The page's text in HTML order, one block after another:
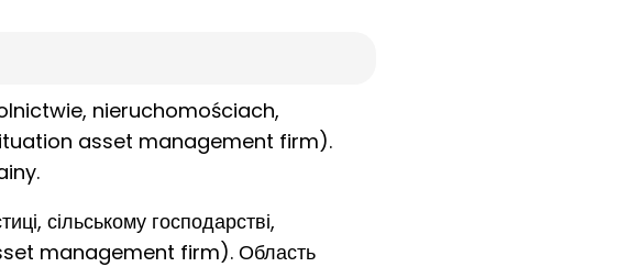
nieruchomościach,
asset management firm).
сільському господарстві,
management firm). Область